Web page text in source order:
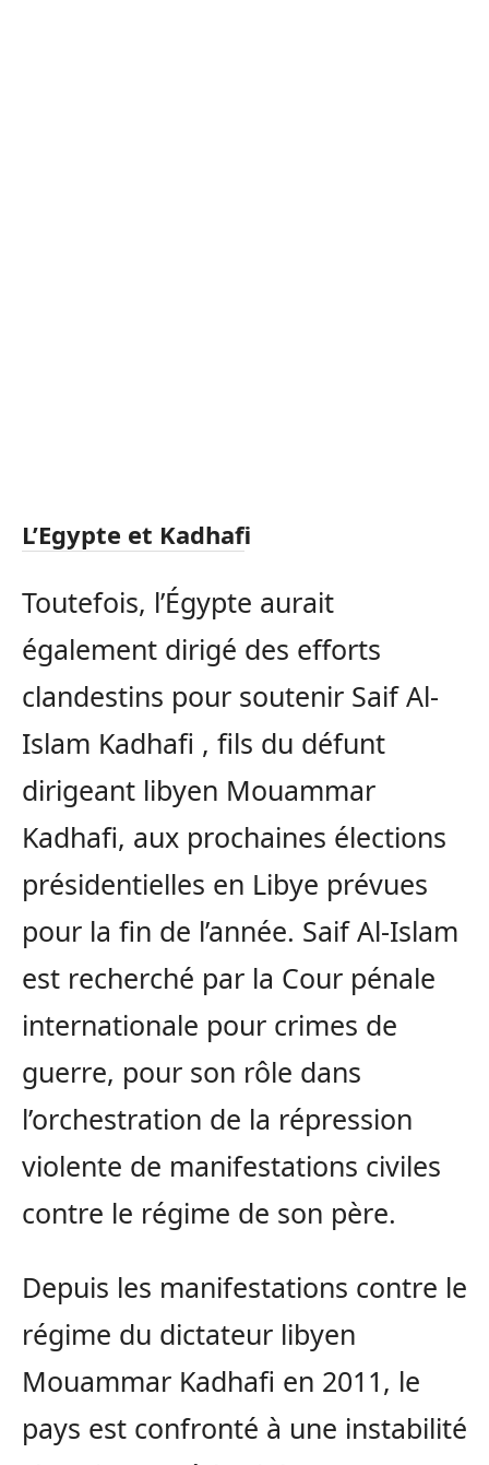
L’Egypte et Kadhafi
Toutefois, l’Égypte aurait
également dirigé des efforts
clandestins pour soutenir Saif Al-
Islam Kadhafi , fils du défunt
dirigeant libyen Mouammar
Kadhafi, aux prochaines élections
présidentielles en Libye prévues
pour la fin de l’année. Saif Al-Islam
est recherché par la Cour pénale
internationale pour crimes de
guerre, pour son rôle dans
l’orchestration de la répression
violente de manifestations civiles
contre le régime de son père.
Depuis les manifestations contre le
régime du dictateur libyen
Mouammar Kadhafi en 2011, le
pays est confronté à une instabilité